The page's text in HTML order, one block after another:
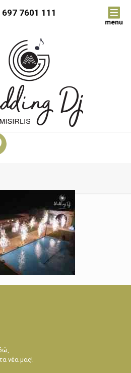
697 7601 111
νέα μας!